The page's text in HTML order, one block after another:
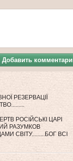
Добавить
РЕЗЕРВАЦІЇ
РОСІЙСЬКІ ЦАРІ
РАЗУМКОВ
СВІТУ.........БОГ ВСІ